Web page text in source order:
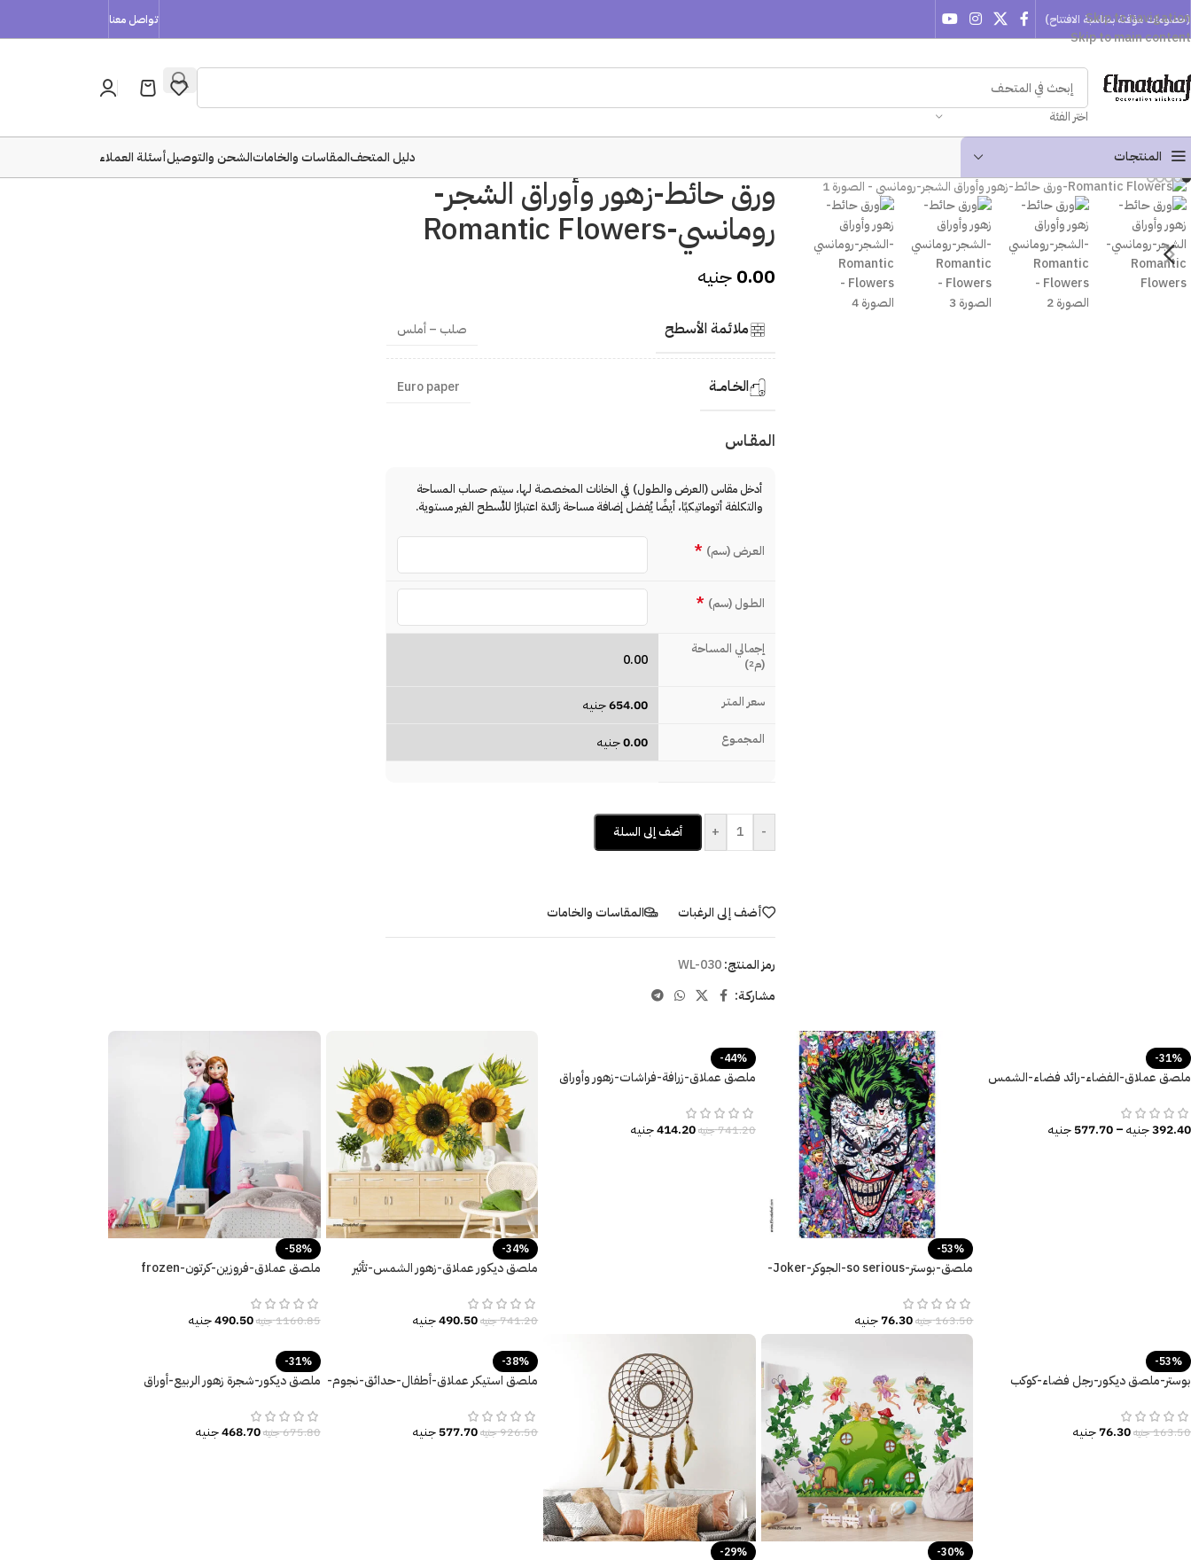
Skip to navigation
Skip to main content
(خصومات مؤقتة بمناسبة الافتتاح) تواصل معنا
اختر الفئة
المنتجـات دليل المتحفالمقاسات والخاماتالشحن والتوصيلأسئلة العملاء
ورق حائط-زهور وأوراق الشجر-
رومانسي-Romantic Flowers
0.00جنيه
ملائمة الأسطح صلب – أملس
الخـامــة Euro paper
المقـاس
أدخل مقاس (العرض والطول) في الخانات المخصصة لها، سيتم حساب المساحة
والتكلفة أتوماتيكيًا، أيضًا يُفضل إضافة مساحة زائدة اعتبارًا للأسطح الغير مستوية.
العـرض (سم) *
الطـول (سم) *
إجمالي المساحة
(م2
)
0.00
سعر المتـر 654.00جنيه
المجمـوع 0.00جنيه
-
+ أضف إلى السلة
أضف إلى الرغبات المقاسات والخامات
رمز المنتج:WL-030
مشاركـة:
-31%
ملصق عملاق-الفضاء-رائد فضاء-الشمس
392.40جنيه–
577.70جنيه
-53%
ملصق-بوستر-so serious-الجوكر-Joker-
163.50جنيه76.30جنيه
-44%
ملصق عملاق-زرافة-فراشات-زهور وأوراق
741.20جنيه414.20جنيه
-34%
ملصق ديكور عملاق-زهور الشمس-تأثير
741.20جنيه490.50جنيه
-58%
ملصق عملاق-فروزين-كرتون-frozen
1160.85جنيه490.50جنيه
-53%
بوستر-ملصق ديكور-رجل فضاء-كوكب
163.50جنيه76.30جنيه
-30%
-29%
-38%
ملصق استيكر عملاق-أطفال-حدائق-نجوم-
926.50جنيه577.70جنيه
-31%
ملصق ديكور-شجرة زهور الربيع-أوراق
675.80جنيه468.70جنيه